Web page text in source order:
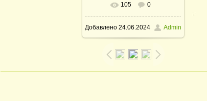
В реальном размере
1280x1280/ 390.8Kb
105 0
Добавлено 24.06.2024 Admin